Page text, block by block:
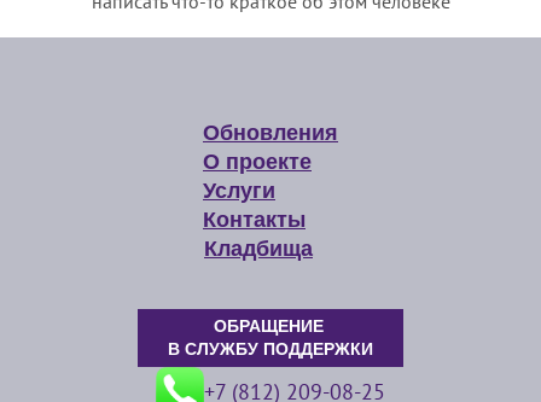
Обновления
О проекте
Услуги
Контакты
Кладбища
ОБРАЩЕНИЕ
В СЛУЖБУ ПОДДЕРЖКИ
+7 (812) 209-08-25